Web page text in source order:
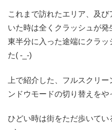
これまで訪れたエリア、及
いた時は全くクラッシュが発
東半分に入った途端にクラ
た( -_-)
上で紹介した、フルスクリ
ンドウモードの切り替えをや
ひどい時は街をただ歩いて